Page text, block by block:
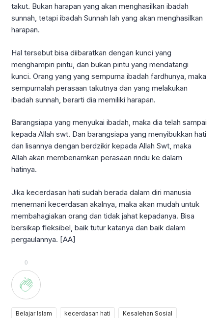
takut. Bukan harapan yang akan menghasilkan ibadah
sunnah, tetapi ibadah Sunnah lah yang akan menghasilkan
harapan.
Hal tersebut bisa diibaratkan dengan kunci yang
menghampiri pintu, dan bukan pintu yang mendatangi
kunci. Orang yang yang sempurna ibadah fardhunya, maka
sempurnalah perasaan takutnya dan yang melakukan
ibadah sunnah, berarti dia memiliki harapan.
Barangsiapa yang menyukai ibadah, maka dia telah sampai
kepada Allah swt. Dan barangsiapa yang menyibukkan hati
dan lisannya dengan berdzikir kepada Allah Swt, maka
Allah akan membenamkan perasaan rindu ke dalam
hatinya.
Jika kecerdasan hati sudah berada dalam diri manusia
menemani kecerdasan akalnya, maka akan mudah untuk
membahagiakan orang dan tidak jahat kepadanya. Bisa
bersikap fleksibel, baik tutur katanya dan baik dalam
pergaulannya. [AA]
0
Belajar Islam kecerdasan hati Kesalehan Sosial